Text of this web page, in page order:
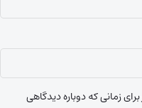
زمانی که دوباره دیدگاهی